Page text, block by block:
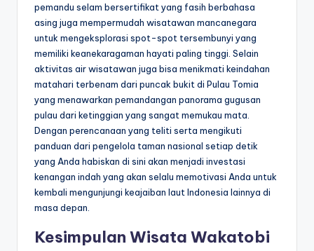
pemandu selam bersertifikat yang fasih berbahasa
asing juga mempermudah wisatawan mancanegara
untuk mengeksplorasi spot-spot tersembunyi yang
memiliki keanekaragaman hayati paling tinggi. Selain
aktivitas air wisatawan juga bisa menikmati keindahan
matahari terbenam dari puncak bukit di Pulau Tomia
yang menawarkan pemandangan panorama gugusan
pulau dari ketinggian yang sangat memukau mata.
Dengan perencanaan yang teliti serta mengikuti
panduan dari pengelola taman nasional setiap detik
yang Anda habiskan di sini akan menjadi investasi
kenangan indah yang akan selalu memotivasi Anda untuk
kembali mengunjungi keajaiban laut Indonesia lainnya di
masa depan.
Kesimpulan Wisata Wakatobi